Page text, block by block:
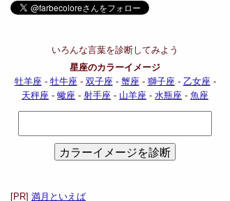
いろんな言葉を診断してみよう
星座のカラーイメージ
牡羊座- 牡牛座- 双子座- 蟹座- 獅子座- 乙女座-
天秤座 - 蠍座 - 射手座 - 山羊座 - 水瓶座 - 魚座
[PR] 満月といえば